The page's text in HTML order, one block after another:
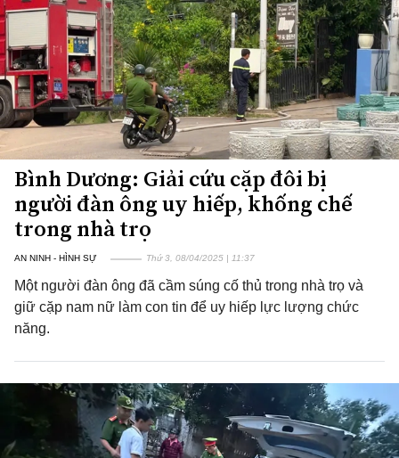
Bình Dương: Giải cứu cặp đôi bị
người đàn ông uy hiếp, khống chế
trong nhà trọ
AN NINH - HÌNH SỰ Thứ 3, 08/04/2025 | 11:37
Một người đàn ông đã cầm súng cố thủ trong nhà trọ và
giữ cặp nam nữ làm con tin để uy hiếp lực lượng chức
năng.